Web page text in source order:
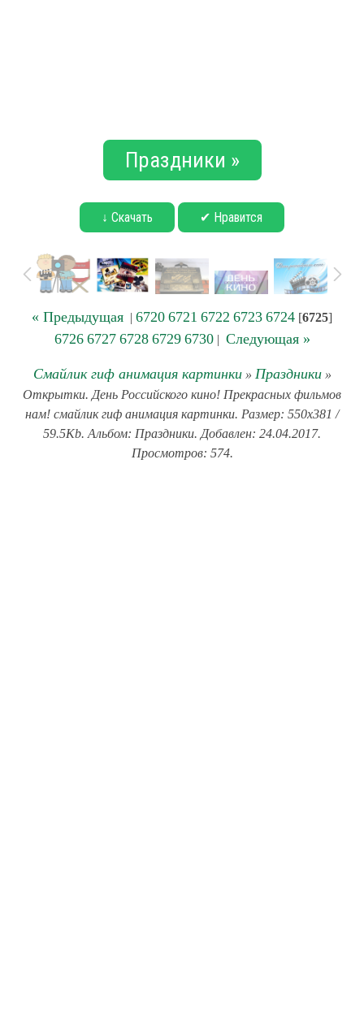
Праздники »
↓ Скачать ✔ Нравится
« Предыдущая | 6720 6721 6722 6723 6724 [6725]
6726 6727 6728 6729 6730| Следующая »
Смайлик гиф анимация картинки» Праздники»
Открытки. День Российского кино! Прекрасных фильмов
нам! смайлик гиф анимация картинки. Размер: 550x381 /
59.5Kb. Альбом: Праздники. Добавлен: 24.04.2017.
Просмотров: 574.